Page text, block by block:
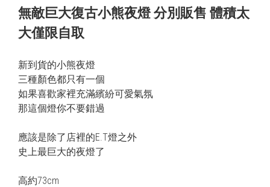
無敵巨大復古小熊夜燈 分別販售 體積太
大僅限自取
新到貨的小熊夜燈
三種顏色都只有一個
如果喜歡家裡充滿繽紛可愛氣氛
那這個燈你不要錯過
應該是除了店裡的E.T燈之外
史上最巨大的夜燈了
高約73cm